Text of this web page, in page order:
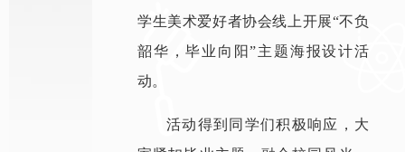
学生美术爱好者协会线上开展“不负
韶华，毕业向阳”主题海报设计活
动。
活动得到同学们积极响应，大